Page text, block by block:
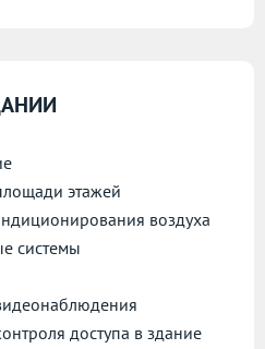
этажей
воздуха
системы
доступа в здание